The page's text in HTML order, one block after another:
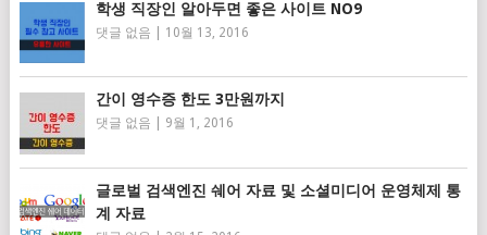
학생 직장인 알아두면 좋은 사이트 NO9
댓글 없음 10월 13, 2016
간이 영수증 한도 3만원까지
댓글 없음 9월 1, 2016
글로벌 검색엔진 쉐어 자료 및 소셜미디어 운영체제 통
계 자료